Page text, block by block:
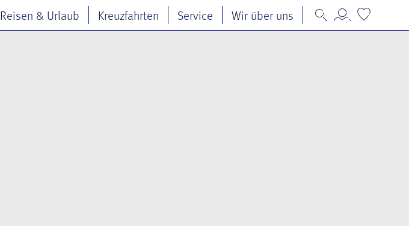
Reisen & Urlaub Kreuzfahrten Service Wir über uns